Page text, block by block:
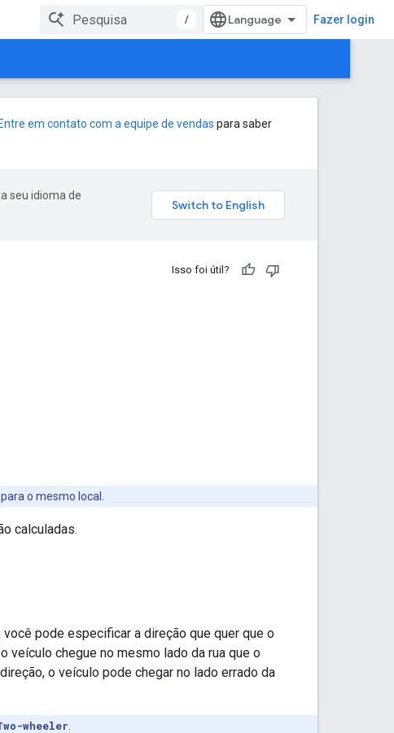
/ Fazer login
Entre em contato com a equipe de vendas para saber
seu idioma de
Isso foi útil?
o mesmo local.
calculadas.
pode especificar a direção que quer que o
veículo chegue no mesmo lado da rua que o
o veículo pode chegar no lado errado da
wheeler